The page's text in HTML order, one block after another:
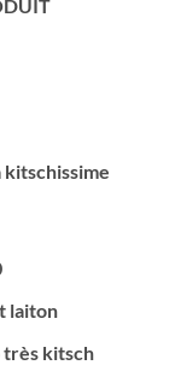
laiton
très kitsch